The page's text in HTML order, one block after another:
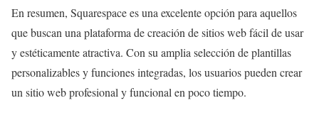
En resumen, Squarespace es una excelente opción para aquellos
que buscan una plataforma de creación de sitios web fácil de usar
y estéticamente atractiva. Con su amplia selección de plantillas
personalizables y funciones integradas, los usuarios pueden crear
un sitio web profesional y funcional en poco tiempo.